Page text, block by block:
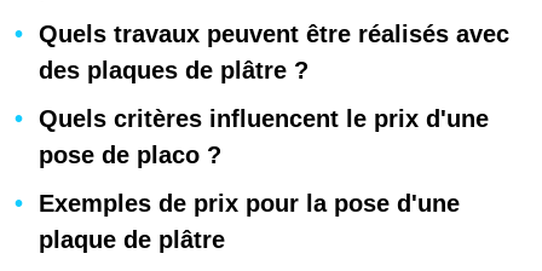
Quels travaux peuvent être réalisés avec
des plaques de plâtre ?
Quels critères influencent le prix d'une
pose de placo ?
Exemples de prix pour la pose d'une
plaque de plâtre